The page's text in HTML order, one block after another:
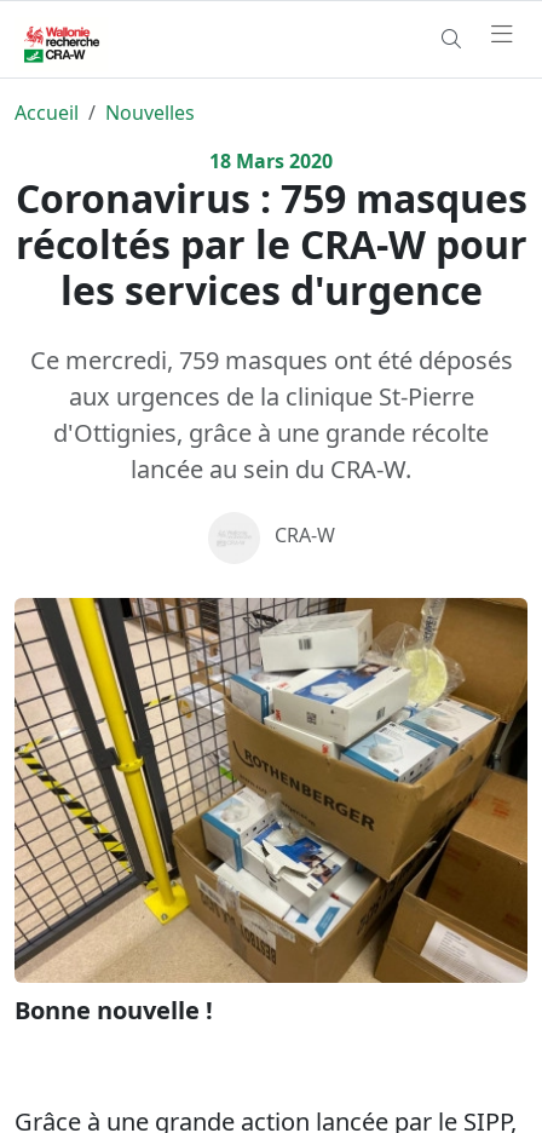
Accueil
Nouvelles
18 Mars2020
Coronavirus : 759 masques
récoltés par le CRA-W pour
les services d'urgence
Ce mercredi, 759 masques ont été déposés
aux urgences de la clinique St-Pierre
d'Ottignies, grâce à une grande récolte
lancée au sein du CRA-W.
CRA-W
Bonne nouvelle !
Grâce à une grande action lancée par le SIPP,